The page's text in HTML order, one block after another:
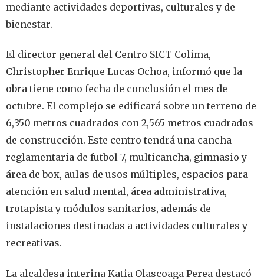
mediante actividades deportivas, culturales y de
bienestar.
El director general del Centro SICT Colima,
Christopher Enrique Lucas Ochoa, informó que la
obra tiene como fecha de conclusión el mes de
octubre. El complejo se edificará sobre un terreno de
6,350 metros cuadrados con 2,565 metros cuadrados
de construcción. Este centro tendrá una cancha
reglamentaria de futbol 7, multicancha, gimnasio y
área de box, aulas de usos múltiples, espacios para
atención en salud mental, área administrativa,
trotapista y módulos sanitarios, además de
instalaciones destinadas a actividades culturales y
recreativas.
La alcaldesa interina Katia Olascoaga Perea destacó